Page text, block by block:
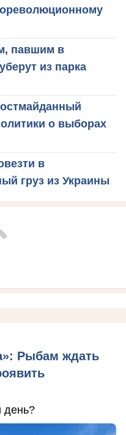
павшим в
из парка
о выборах
в
груз из Украины
Рыбам ждать
день?